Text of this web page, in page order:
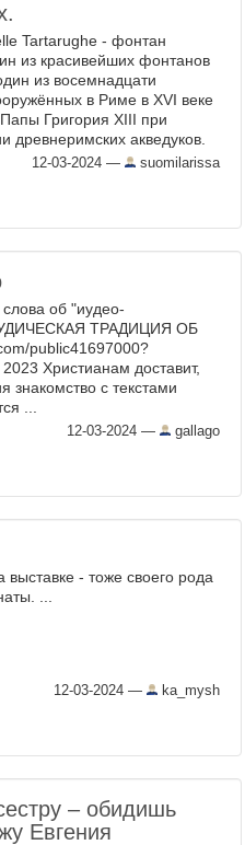
Tartarughe - фонтан
из красивейших фонтанов
из восемнадцати
в Риме в XVI веке
Григория XIII при
древнеримских акведуков.
на пл. Маттеи, около
...
12-03-2024 — suomilarissa
об "иудео-
ТРАДИЦИЯ ОБ
public41697000?
Христианам доставит,
знакомство с текстами
...
12-03-2024 — gallago
выставке - тоже своего рода
...
12-03-2024 — ka_mysh
– обидишь
Евгения